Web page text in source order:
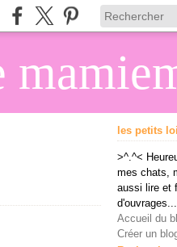
les petits
>^.^<
mes chats,
aussi lire et
Accueil du
Créer un